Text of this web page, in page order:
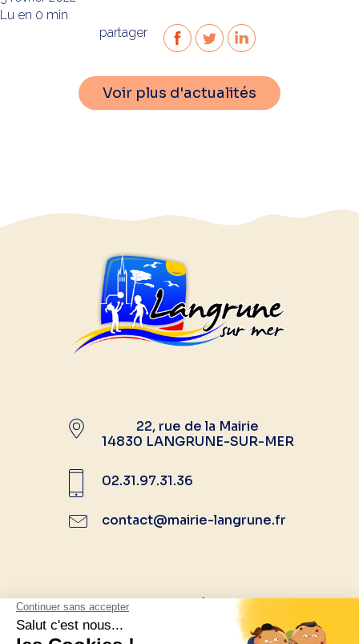
Lu en 0 min
partager
Voir plus d'actualités
22, rue de la Mairie
14830 LANGRUNE-SUR-MER
02.31.97.31.36
contact@mairie-langrune.fr
Suivez-nous sur les réseaux sociaux